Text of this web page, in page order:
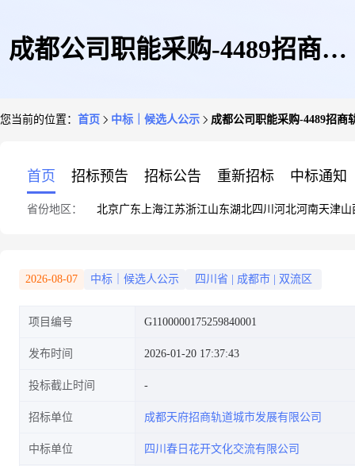
成都公司职能采购-4489招商轨
您当前的位置： 首页 中标｜候选人公示 成都公司职能采购-4489招商
首页 招标预告 招标公告 重新招标 中标通知
省份地区： 北京广东 上海江苏浙江山东湖北四川 河北河南天津山
2026-08-07 中标｜候选人公示 四川省 成都市 双流区
项目编号 G1100000175259840001
发布时间 2026-01-20 17:37:43
投标截止时间
招标单位 成都天府招商轨道城市发展有限公司
中标单位 四川春日花开文化交流有限公司